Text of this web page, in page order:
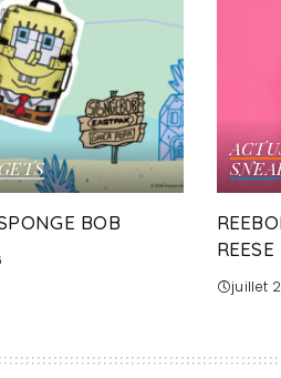
BOB
REESE
juillet